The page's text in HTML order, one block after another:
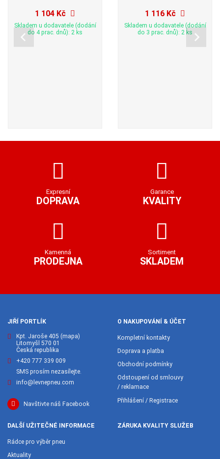
1 104 Kč
Skladem u dodavatele (dodání
do 4 prac. dnů): 2 ks
1 116 Kč
Skladem u dodavatele (dodání
do 3 prac. dnů): 2 ks
Expresní
DOPRAVA
Garance
KVALITY
Kamenná
PRODEJNA
Sortiment
SKLADEM
JIŘÍ PORTLÍK
Kpt. Jaroše 405 (mapa)
Litomyšl 570 01
Česká republika
+420 777 339 009
SMS prosím nezasílejte.
info@levnepneu.com
Navštivte náš Facebook
O NAKUPOVÁNÍ & ÚČET
Kompletní kontakty
Doprava a platba
Obchodní podmínky
Odstoupení od smlouvy
/ reklamace
Přihlášení / Registrace
DALŠÍ UŽITEČNÉ INFORMACE
Rádce pro výběr pneu
Aktuality
ZÁRUKA KVALITY SLUŽEB